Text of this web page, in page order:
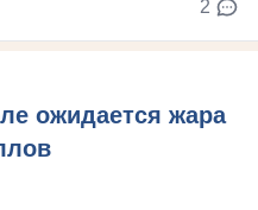
2
ожидается жара